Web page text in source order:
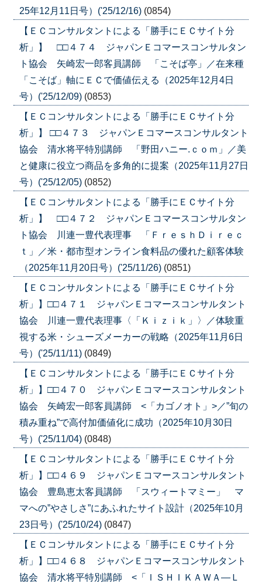
25年12月11日号）('25/12/16) (0854)
【ＥＣコンサルタントによる「勝手にＥＣサイト分
析」】 □□４７４ ジャパンＥコマースコンサルタン
ト協会 矢崎宏一郎客員講師 「こそば亭」／在来種
「こそば」軸にＥＣで価値伝える（2025年12月4日
号）('25/12/09) (0853)
【ＥＣコンサルタントによる「勝手にＥＣサイト分
析」】 □□４７３ ジャパンＥコマースコンサルタント
協会 清水将平特別講師 「野田ハニー.ｃｏｍ」／美
と健康に役立つ商品を多角的に提案（2025年11月27日
号）('25/12/05) (0852)
【ＥＣコンサルタントによる「勝手にＥＣサイト分
析」】 □□４７２ ジャパンＥコマースコンサルタン
ト協会 川連一豊代表理事 「ＦｒｅｓｈＤｉｒｅｃ
ｔ」／米・都市型オンライン食料品の優れた顧客体験
（2025年11月20日号）('25/11/26) (0851)
【ＥＣコンサルタントによる「勝手にＥＣサイト分
析」】□□４７１ ジャパンＥコマースコンサルタント
協会 川連一豊代表理事〈「Ｋｉｚｉｋ」〉／体験重
視する米・シューズメーカーの戦略（2025年11月6日
号）('25/11/11) (0849)
【ＥＣコンサルタントによる「勝手にＥＣサイト分
析」】□□４７０ ジャパンＥコマースコンサルタント
協会 矢崎宏一郎客員講師 <「カゴノオト」>／”旬の
積み重ね”で高付加価値化に成功（2025年10月30日
号）('25/11/04) (0848)
【ＥＣコンサルタントによる「勝手にＥＣサイト分
析」】□□４６９ ジャパンＥコマースコンサルタント
協会 豊島恵太客員講師 「スウィートマミー」 マ
マへの”やさしさ”にあふれたサイト設計（2025年10月
23日号）('25/10/24) (0847)
【ＥＣコンサルタントによる「勝手にＥＣサイト分
析」】□□４６８ ジャパンＥコマースコンサルタント
協会 清水将平特別講師 <「ＩＳＨＩＫＡＷＡ―Ｌ